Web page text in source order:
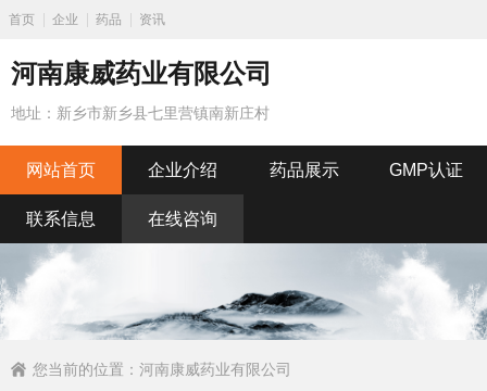
首页 企业 药品 资讯
河南康威药业有限公司
地址：新乡市新乡县七里营镇南新庄村
网站首页 企业介绍 药品展示 GMP认证
联系信息 在线咨询
您当前的位置： 河南康威药业有限公司